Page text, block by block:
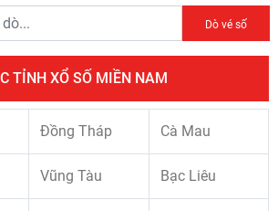
Dò vé số
TỈNH XỔ SỐ MIỀN NAM
Đồng Tháp Cà Mau
Vũng Tàu Bạc Liêu